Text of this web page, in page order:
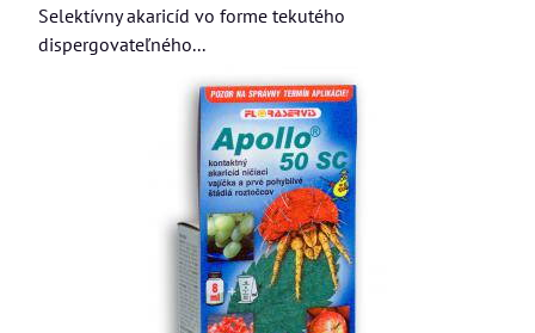
Selektívny akaricíd vo forme tekutého
dispergovateľného...